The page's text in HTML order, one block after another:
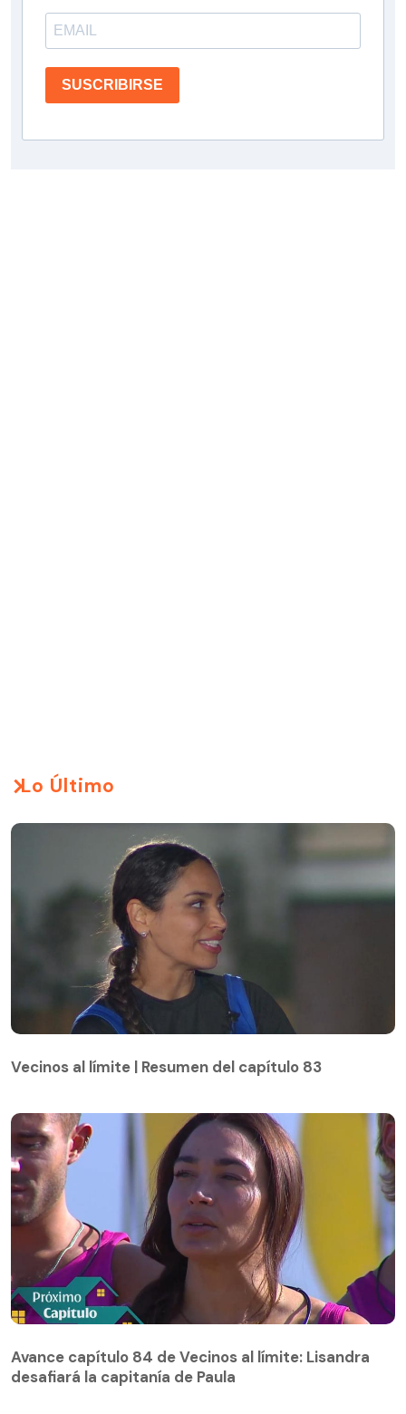
SUSCRIBIRSE
Lo Último
Vecinos al límite | Resumen del capítulo 83
desafiará la capitanía de Paula
Avance capítulo 84 de Vecinos al límite: Lisandra
desafiará la capitanía de Paula